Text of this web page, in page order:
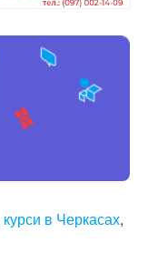
курси в Черкасах,